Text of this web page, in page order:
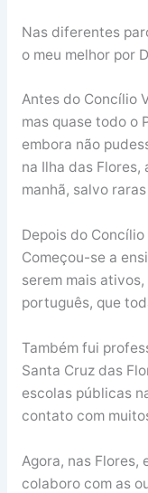
Nas diferentes
o meu melhor por
Antes do Concílio
mas quase todo o
embora não
na Ilha das Flores,
manhã, salvo
Depois do
Começou-se a
serem mais
português, que
Também fui
Santa Cruz das
escolas públicas
contato com
Agora, nas Flores,
colaboro com as